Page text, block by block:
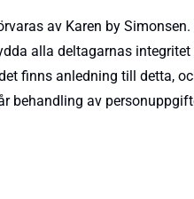
av Karen by
alla deltagarnas
finns anledning till detta,
behandling av